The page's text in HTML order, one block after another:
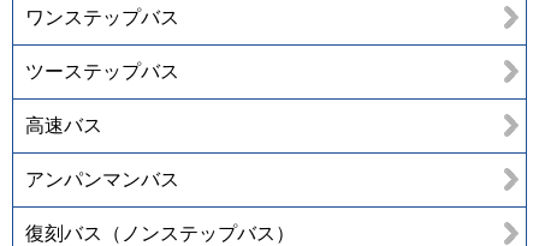
ワンステップバス
ツーステップバス
高速バス
アンパンマンバス
復刻バス（ノンステップバス）